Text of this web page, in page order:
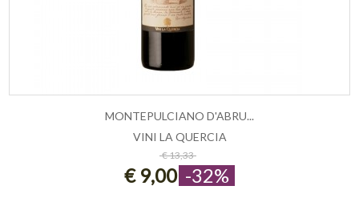
ESAURITO
MONTEPULCIANO D'ABRU...
VINI LA QUERCIA
€ 13,33
€ 9,00 -32%